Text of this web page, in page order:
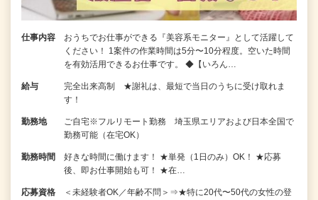
仕事内容
おうちでお仕事ができる『美容系モニター』として活躍して
ください！ 1案件の作業時間は5分〜10分程度。空いた時間
を有効活用できるお仕事です。 ◆【いろん…
給与
完全出来高制 ★謝礼は、最短で当日のうちに受け取れま
す！
勤務地
ご自宅※フルリモート勤務 埼玉県エリアおよび日本全国で
勤務可能（在宅OK）
勤務時間
好きな時間に働けます！ ★単発（1日のみ）OK！ ★応募
後、即お仕事開始も可！ ★在…
応募資格
＜未経験者OK／年齢不問＞⇒★特に20代〜50代の女性の登